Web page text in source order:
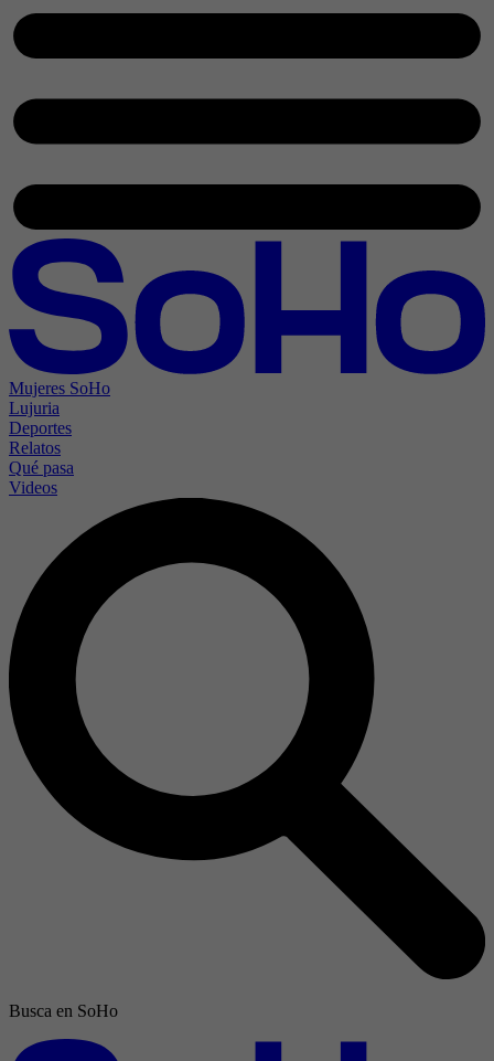
Mujeres SoHo
Lujuria
Deportes
Relatos
Qué pasa
Videos
Busca en SoHo